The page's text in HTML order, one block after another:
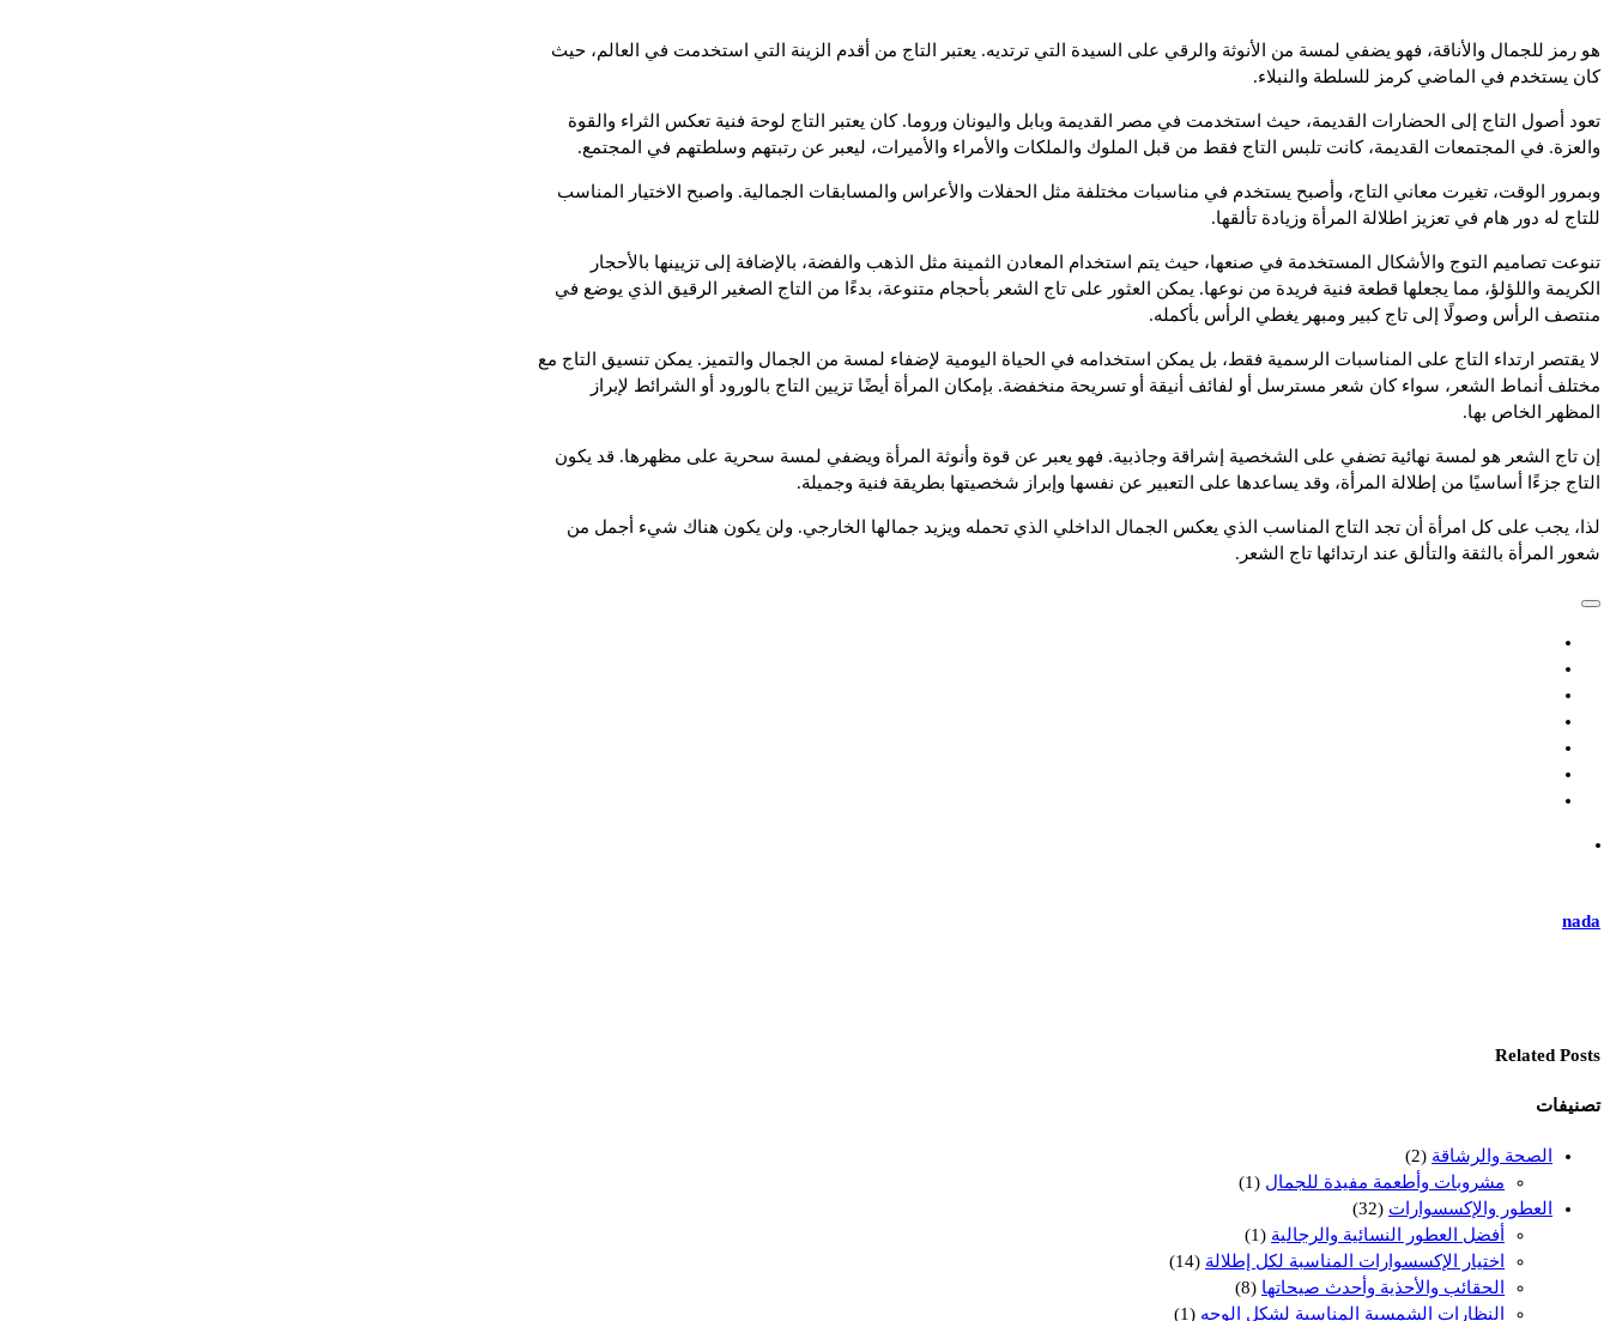
هو رمز للجمال والأناقة، فهو يضفي لمسة من الأنوثة والرقي على السيدة التي ترتديه. يعتبر التاج من أقدم الزينة التي استخدمت في العالم، حيث
كان يستخدم في الماضي كرمز للسلطة والنبلاء.
تعود أصول التاج إلى الحضارات القديمة، حيث استخدمت في مصر القديمة وبابل واليونان وروما. كان يعتبر التاج لوحة فنية تعكس الثراء والقوة
والعزة. في المجتمعات القديمة، كانت تلبس التاج فقط من قبل الملوك والملكات والأمراء والأميرات، ليعبر عن رتبتهم وسلطتهم في المجتمع.
وبمرور الوقت، تغيرت معاني التاج، وأصبح يستخدم في مناسبات مختلفة مثل الحفلات والأعراس والمسابقات الجمالية. واصبح الاختيار المناسب
للتاج له دور هام في تعزيز اطلالة المرأة وزيادة تألقها.
تنوعت تصاميم التوج والأشكال المستخدمة في صنعها، حيث يتم استخدام المعادن الثمينة مثل الذهب والفضة، بالإضافة إلى تزيينها بالأحجار
الكريمة واللؤلؤ، مما يجعلها قطعة فنية فريدة من نوعها. يمكن العثور على تاج الشعر بأحجام متنوعة، بدءًا من التاج الصغير الرقيق الذي يوضع في
منتصف الرأس وصولًا إلى تاج كبير ومبهر يغطي الرأس بأكمله.
لا يقتصر ارتداء التاج على المناسبات الرسمية فقط، بل يمكن استخدامه في الحياة اليومية لإضفاء لمسة من الجمال والتميز. يمكن تنسيق التاج مع
مختلف أنماط الشعر، سواء كان شعر مسترسل أو لفائف أنيقة أو تسريحة منخفضة. بإمكان المرأة أيضًا تزيين التاج بالورود أو الشرائط لإبراز
المظهر الخاص بها.
إن تاج الشعر هو لمسة نهائية تضفي على الشخصية إشراقة وجاذبية. فهو يعبر عن قوة وأنوثة المرأة ويضفي لمسة سحرية على مظهرها. قد يكون
التاج جزءًا أساسيًا من إطلالة المرأة، وقد يساعدها على التعبير عن نفسها وإبراز شخصيتها بطريقة فنية وجميلة.
لذا، يجب على كل امرأة أن تجد التاج المناسب الذي يعكس الجمال الداخلي الذي تحمله ويزيد جمالها الخارجي. ولن يكون هناك شيء أجمل من
شعور المرأة بالثقة والتألق عند ارتدائها تاج الشعر.
nada
Related Posts
تصنيفات
الصحة والرشاقة (2)
مشروبات وأطعمة مفيدة للجمال (1)
العطور والإكسسوارات (32)
أفضل العطور النسائية والرجالية (1)
اختيار الإكسسوارات المناسبة لكل إطلالة (14)
الحقائب والأحذية وأحدث صيحاتها (8)
النظارات الشمسية المناسبة لشكل الوجه (1)